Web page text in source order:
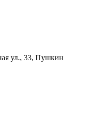
ул., 33, Пушкин